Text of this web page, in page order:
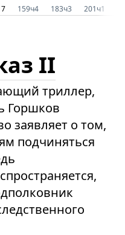
159ч4 183ч3 201ч1
II
триллер,
Горшков
заявляет о том,
подчиняться